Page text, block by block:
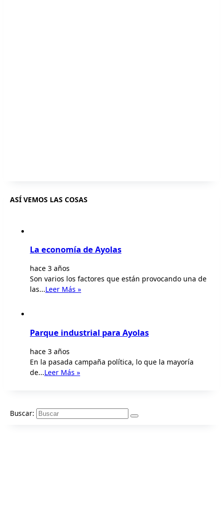
ASÍ VEMOS LAS COSAS
La economía de Ayolas
hace 3 años
Son varios los factores que están provocando una de
las...Leer Más »
Parque industrial para Ayolas
hace 3 años
En la pasada campaña política, lo que la mayoría
de...Leer Más »
Buscar: